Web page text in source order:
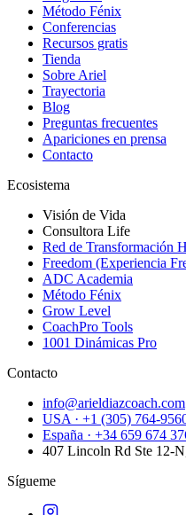
Método Fénix
Conferencias
Recursos gratis
Tienda
Sobre Ariel
Trayectoria
Blog
Preguntas frecuentes
Apariciones en prensa
Contacto
Ecosistema
Visión de Vida
Consultora Life
Red de Transformación
Freedom (Experiencia
ADC Academia
Método Fénix
Grow Level
CoachPro Tools
1001 Dinámicas Pro
Contacto
info@arieldiazcoach.com
USA · +1 (305) 764-
España · +34 659 674
407 Lincoln Rd Ste 12-
Sígueme